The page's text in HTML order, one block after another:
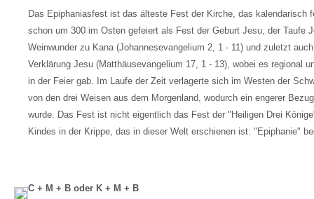
Das Epiphaniasfest ist das älteste Fest der Kirche, das kalendarisch
schon um 300 im Osten gefeiert als Fest der Geburt Jesu, der Taufe
Weinwunder zu Kana (Johannesevangelium 2, 1 - 11) und zuletzt
Verklärung Jesu (Matthäusevangelium 17, 1 - 13), wobei es regional
in der Feier gab. Im Laufe der Zeit verlagerte sich im Westen der
von den drei Weisen aus dem Morgenland, wodurch ein engerer
wurde. Das Fest ist nicht eigentlich das Fest der "Heiligen Drei
Kindes in der Krippe, das in dieser Welt erschienen ist: "Epiphanie"
C + M + B oder K + M + B